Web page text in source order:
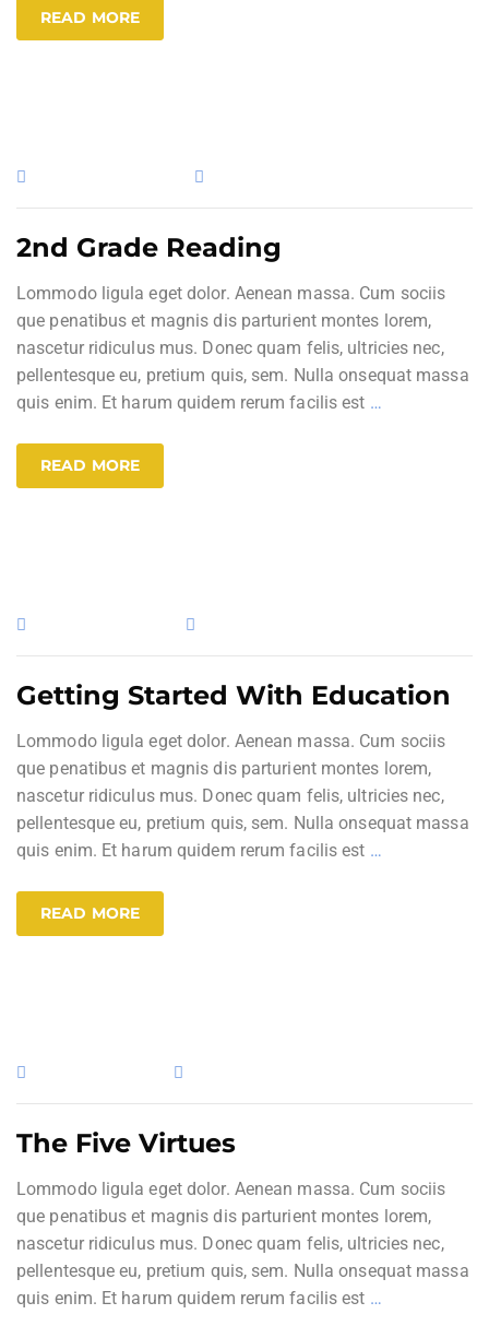
READ MORE
2nd Grade Reading
Lommodo ligula eget dolor. Aenean massa. Cum sociis
que penatibus et magnis dis parturient montes lorem,
nascetur ridiculus mus. Donec quam felis, ultricies nec,
pellentesque eu, pretium quis, sem. Nulla onsequat massa
quis enim. Et harum quidem rerum facilis est …
READ MORE
Getting Started With Education
Lommodo ligula eget dolor. Aenean massa. Cum sociis
que penatibus et magnis dis parturient montes lorem,
nascetur ridiculus mus. Donec quam felis, ultricies nec,
pellentesque eu, pretium quis, sem. Nulla onsequat massa
quis enim. Et harum quidem rerum facilis est …
READ MORE
The Five Virtues
Lommodo ligula eget dolor. Aenean massa. Cum sociis
que penatibus et magnis dis parturient montes lorem,
nascetur ridiculus mus. Donec quam felis, ultricies nec,
pellentesque eu, pretium quis, sem. Nulla onsequat massa
quis enim. Et harum quidem rerum facilis est …